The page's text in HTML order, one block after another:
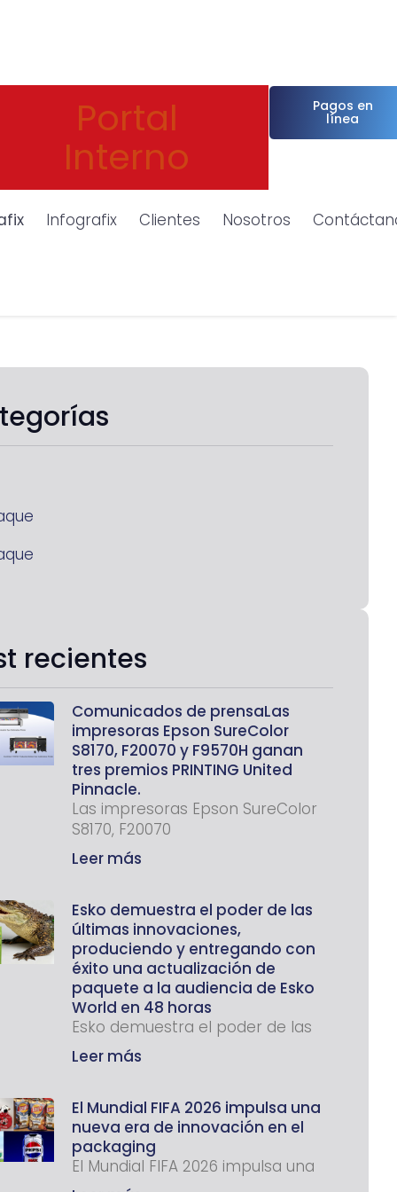
Portal
Interno
Pagos en
línea
Infografix Clientes Nosotros
recientes
Comunicados de prensaLas
impresoras Epson SureColor
S8170, F20070 y F9570H ganan
tres premios PRINTING United
Pinnacle.
Las impresoras Epson SureColor
S8170, F20070
Leer más
Esko demuestra el poder de las
últimas innovaciones,
produciendo y entregando con
éxito una actualización de
paquete a la audiencia de Esko
World en 48 horas
Esko demuestra el poder de las
Leer más
El Mundial FIFA 2026 impulsa una
nueva era de innovación en el
packaging
El Mundial FIFA 2026 impulsa una